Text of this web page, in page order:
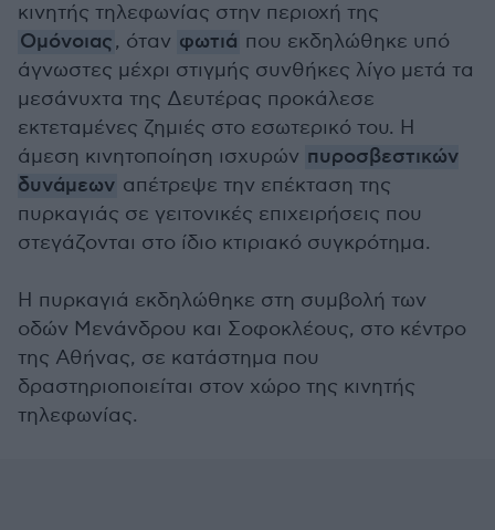
κινητής τηλεφωνίας στην περιοχή της
Ομόνοιας, όταν φωτιά που εκδηλώθηκε υπό
άγνωστες μέχρι στιγμής συνθήκες λίγο μετά τα
μεσάνυχτα της Δευτέρας προκάλεσε
εκτεταμένες ζημιές στο εσωτερικό του. Η
άμεση κινητοποίηση ισχυρών πυροσβεστικών
δυνάμεων απέτρεψε την επέκταση της
πυρκαγιάς σε γειτονικές επιχειρήσεις που
στεγάζονται στο ίδιο κτιριακό συγκρότημα.
Η πυρκαγιά εκδηλώθηκε στη συμβολή των
οδών Μενάνδρου και Σοφοκλέους, στο κέντρο
της Αθήνας, σε κατάστημα που
δραστηριοποιείται στον χώρο της κινητής
τηλεφωνίας.